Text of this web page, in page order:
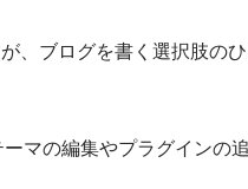
、ブログを書く選択肢の
マの編集やプラグインの